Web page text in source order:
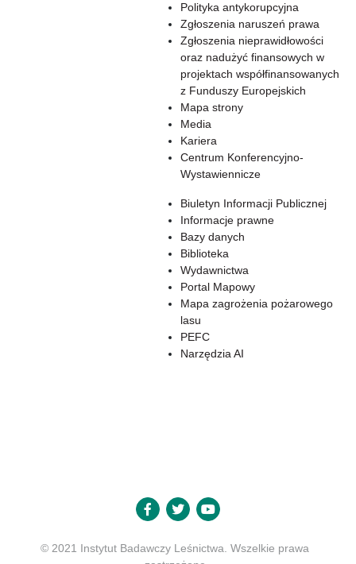
Polityka antykorupcyjna
Zgłoszenia naruszeń prawa
Zgłoszenia nieprawidłowości
oraz nadużyć finansowych w
projektach współfinansowanych
z Funduszy Europejskich
Mapa strony
Media
Kariera
Centrum Konferencyjno-
Wystawiennicze
Biuletyn Informacji Publicznej
Informacje prawne
Bazy danych
Biblioteka
Wydawnictwa
Portal Mapowy
Mapa zagrożenia pożarowego
lasu
PEFC
Narzędzia AI
© 2021 Instytut Badawczy Leśnictwa. Wszelkie prawa